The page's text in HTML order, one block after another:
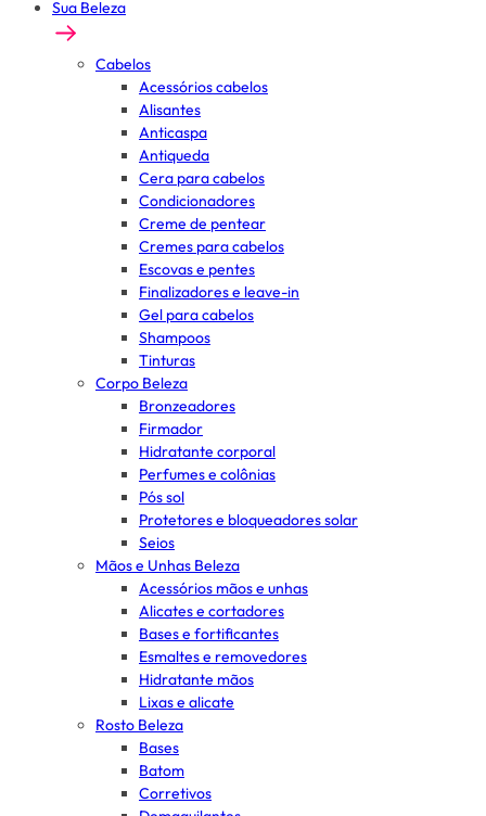
Sua Beleza
Cabelos
Acessórios cabelos
Alisantes
Anticaspa
Antiqueda
Cera para cabelos
Condicionadores
Creme de pentear
Cremes para cabelos
Escovas e pentes
Finalizadores e leave-in
Gel para cabelos
Shampoos
Tinturas
Corpo Beleza
Bronzeadores
Firmador
Hidratante corporal
Perfumes e colônias
Pós sol
Protetores e bloqueadores solar
Seios
Mãos e Unhas Beleza
Acessórios mãos e unhas
Alicates e cortadores
Bases e fortificantes
Esmaltes e removedores
Hidratante mãos
Lixas e alicate
Rosto Beleza
Bases
Batom
Corretivos